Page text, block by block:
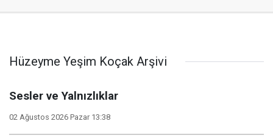
Hüzeyme Yeşim Koçak Arşivi
Sesler ve Yalnızlıklar
02 Ağustos 2026 Pazar 13:38